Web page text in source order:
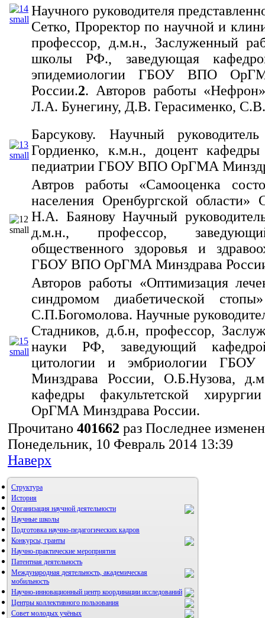
Научного руководителя
Сетко, Проректор по научной и
профессор, д.м.н., Заслуженный
школы РФ., заведующая
эпидемиологии ГБОУ ВПО
России.2. Авторов работы
Л.А. Бунегину, Д.В. Герасименко, С.В.
Барсукову. Научный
Гордиенко, к.м.н., доцент кафедры
педиатрии ГБОУ ВПО ОрГМА
Автров работы «Самооценка
населения Оренбургской
Н.А. Баянову Научный
д.м.н., профессор,
общественного здоровья и
ГБОУ ВПО ОрГМА Минздрава
Авторов работы «Оптимизация
синдромом диабетической
С.П.Богомолова. Научные
Стадников, д.б.н, профессор,
науки РФ, заведующий
цитологии и эмбриологии
Минздрава России, О.Б.Нузова,
кафедры факультетской
ОрГМА Минздрава России.
Прочитано 401662 раз Последнее
Понедельник, 10 Февраль 2014 13:39
Наверх
Структура
История
Организация научной деятельности
Научные школы
Подготовка научно-педагогических кадров
Конкурсы, гранты
Научно-практические мероприятия
Патентная деятельность
Международная деятельность, академическая
мобильность
Научно-инновационный центр координации исследований
НИИ микрохирургии и клинической анатомии
Центры коллективного пользования
Совет молодых учёных